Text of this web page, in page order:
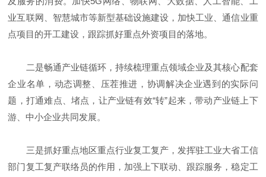
业互联网、智慧城市等新型基础设施建设，加快工业、通信业重
点项目的开工建设，跟踪抓好重点外资项目的落地。
二是畅通产业链循环，持续梳理重点领域企业及其核心配套
企业名单，动态调整、压茬推进，协调解决企业遇到的实际问
题，打通难点、堵点，让产业链有效“转”起来，带动产业链上下
游、中小企业共同发展。
三是抓好重点地区重点行业复工复产，发挥驻工业大省工信
部门复工复产联络员的作用，加强上下联动、跟踪服务，稳定工